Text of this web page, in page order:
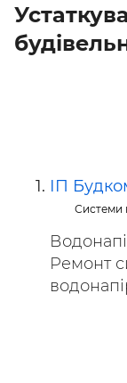
ІП
Системи
Ремонт